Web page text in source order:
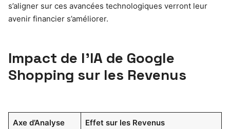
s’aligner sur ces avancées technologiques verront leur
avenir financier s’améliorer.
Impact de l’IA de Google
Shopping sur les Revenus
Axe d’Analyse Effet sur les Revenus